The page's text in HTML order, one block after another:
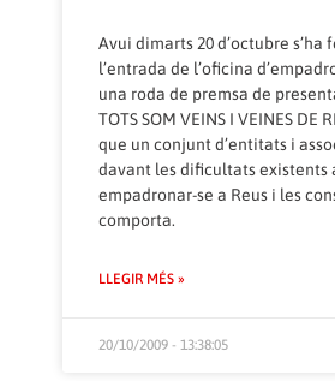
Avui dimarts 20 d’octubre s’ha
l’entrada de l’oficina
una roda de premsa de
TOTS SOM VEINS I VEINES DE
que un conjunt d’entitats i
davant les dificultats existents
empadronar-se a Reus i les
comporta.
LLEGIR MÉS »
20/10/2009 - 13:38:05